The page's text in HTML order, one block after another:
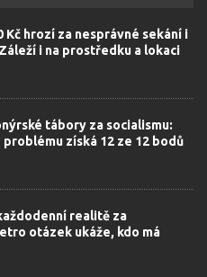
Kč hrozí za nesprávné sekání i
i na prostředku a lokaci
tábory za socialismu:
problému získá 12 ze 12 bodů
realitě za
otázek ukáže, kdo má